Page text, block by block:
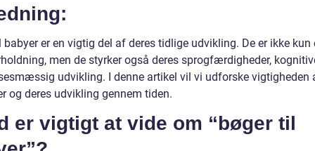
babyer er en vigtig del af deres tidlige udvikling. De er ikke kun
men de styrker også deres sprogfærdigheder,
udvikling. I denne artikel vil vi udforske vigtigheden
og deres udvikling gennem tiden.
er vigtigt at vide om “bøger til